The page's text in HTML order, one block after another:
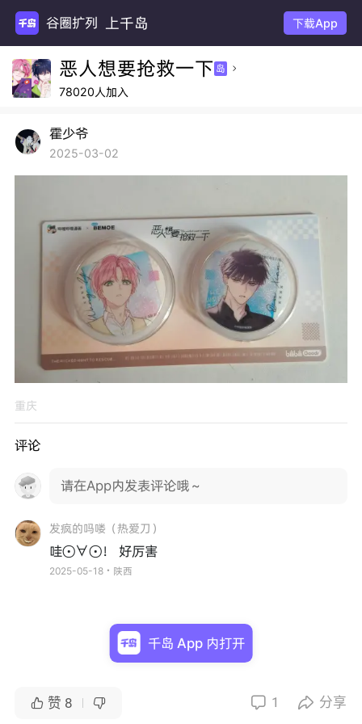
谷圈扩列 上千岛 下载App
恶人想要抢救一下 岛 
78020人加入
霍少爷
2025-03-02
重庆
评论
请在App内发表评论哦～
发疯的吗喽（热爱刀）
哇⊙∀⊙！ 好厉害
2025-05-18・陕西
 赞 8   1  分享
千岛 App 内打开